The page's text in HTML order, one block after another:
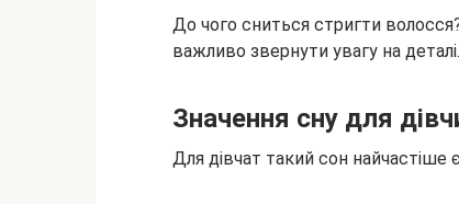
До чого сниться стригти
важливо звернути увагу на деталі.
Значення сну для
Для дівчат такий сон